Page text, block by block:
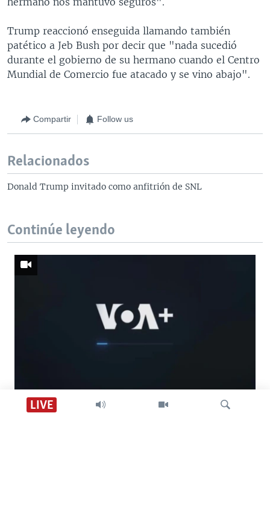
LIVE
Trump reaccionó enseguida llamando también
patético a Jeb Bush por decir que "nada sucedió
durante el gobierno de su hermano cuando el Centro
Mundial de Comercio fue atacado y se vino abajo".
Compartir Follow us
Relacionados
Donald Trump invitado como anfitrión de SNL
Continúe leyendo
Descarga VOA +